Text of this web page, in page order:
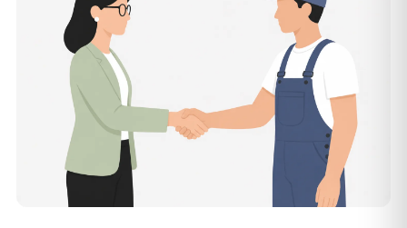
der Entrümpler, den Sie selbst auswählen.
Was kostet die Entrümpelung einer normalen
Wohnung in Clingen?
Für eine durchschnittliche Wohnung mit rund 65 m² liegen
die Kosten in Clingen bei etwa 1.840 €, das entspricht im
Schnitt rund 30,7 € je Quadratmeter. Zugänglichkeit
(Etage, Aufzug), Menge und Sperrmüllanteil verschieben
den Preis nach oben oder unten — den genauen
Festpreis nennt Ihnen der Entrümpler nach kurzer
Beschreibung.
Werden Entrümpelungen in Clingen in Zukunft